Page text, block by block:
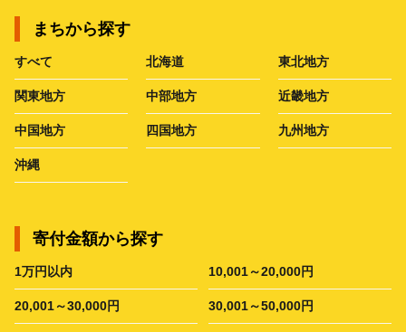
まちから探す
すべて 北海道 東北地方
関東地方 中部地方 近畿地方
中国地方 四国地方 九州地方
沖縄
寄付金額から探す
1万円以内 10,001～20,000円
20,001～30,000円 30,001～50,000円